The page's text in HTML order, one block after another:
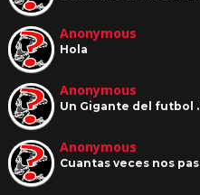
Anonymous
Hola
Anonymous
Un Gigante del futbol
Anonymous
Cuantas veces nos